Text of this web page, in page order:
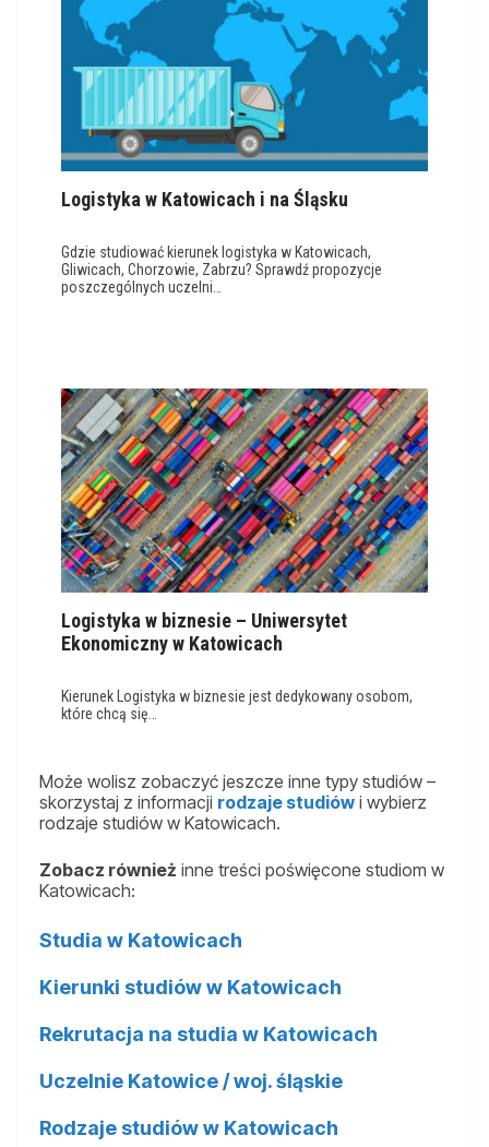
Logistyka w Katowicach i na Śląsku
Gdzie studiować kierunek logistyka w Katowicach,
Gliwicach, Chorzowie, Zabrzu? Sprawdź propozycje
poszczególnych uczelni…
Logistyka w biznesie – Uniwersytet
Ekonomiczny w Katowicach
Kierunek Logistyka w biznesie jest dedykowany osobom,
które chcą się…
Może wolisz zobaczyć jeszcze inne typy studiów –
skorzystaj z informacji rodzaje studiów i wybierz
rodzaje studiów w Katowicach.
Zobacz również inne treści poświęcone studiom w
Katowicach:
Studia w Katowicach
Kierunki studiów w Katowicach
Rekrutacja na studia w Katowicach
Uczelnie Katowice / woj. śląskie
Rodzaje studiów w Katowicach